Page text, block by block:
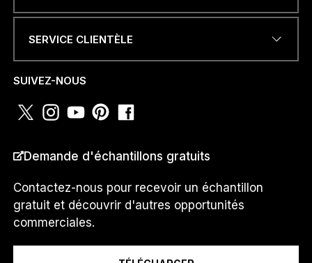
NUMÉRO DE TÉLÉPHONE OU
É
É
P
H
O
Je suis un...
SERVICE CLIENTÈLE
SUIVEZ-NOUS
Demande d'échantillons gratuits
Contactez-nous pour recevoir un échantillon
gratuit et découvrir d'autres opportunités
commerciales.